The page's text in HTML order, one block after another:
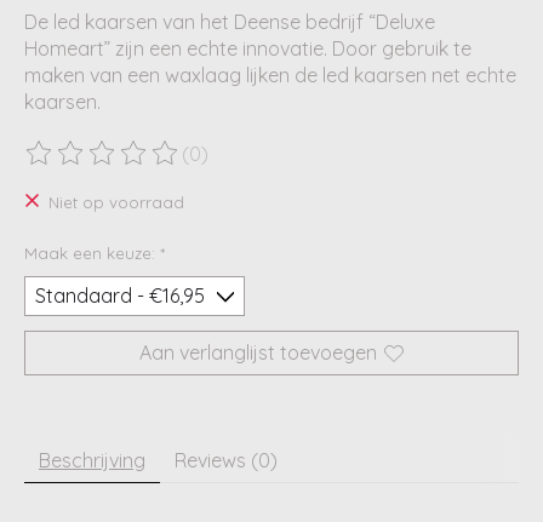
De led kaarsen van het Deense bedrijf “Deluxe
Homeart” zijn een echte innovatie. Door gebruik te
maken van een waxlaag lijken de led kaarsen net echte
kaarsen.
De beoordeling van dit product is
(0)
Niet op voorraad
Maak een keuze: *
Aan verlanglijst toevoegen
Beschrijving Reviews (0)